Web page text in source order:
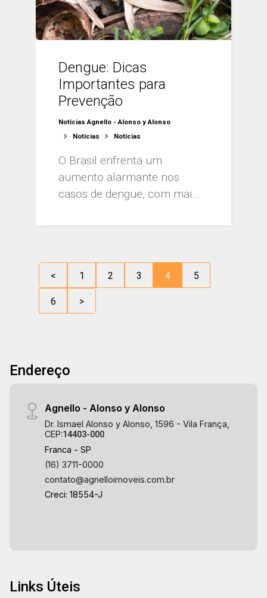
Dengue: Dicas
Importantes para
Prevenção
Notícias Agnello - Alonso y Alonso
Notícias
Notícias
O Brasil enfrenta um
aumento alarmante nos
casos de dengue, com mai...
< 1 2 3 4 5
6 >
Endereço
Agnello - Alonso y Alonso
Dr. Ismael Alonso y Alonso, 1596 - Vila França,
CEP:14403-000
Franca - SP
(16) 3711-0000
contato@agnelloimoveis.com.br
Creci: 18554-J
Links Úteis